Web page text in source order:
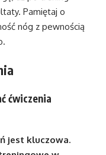
Pamiętaj o
nóg z pewnością
ćwiczenia
jest kluczowa.